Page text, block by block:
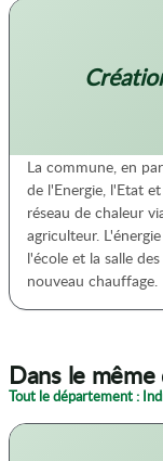
La commune, en
de l'Energie, l'Etat
réseau de chaleur
agriculteur.
l'école et la salle
nouveau chauffage.
Dans le
Tout le département :